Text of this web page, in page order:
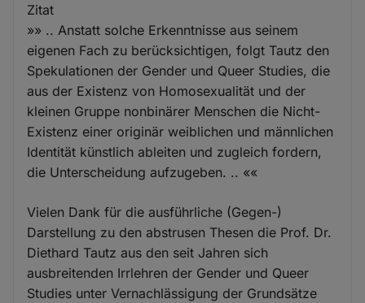
Zitat
»» .. Anstatt solche Erkenntnisse aus seinem
eigenen Fach zu berücksichtigen, folgt Tautz den
Spekulationen der Gender und Queer Studies, die
aus der Existenz von Homosexualität und der
kleinen Gruppe nonbinärer Menschen die Nicht-
Existenz einer originär weiblichen und männlichen
Identität künstlich ableiten und zugleich fordern,
die Unterscheidung aufzugeben. .. ««
Vielen Dank für die ausführliche (Gegen-)
Darstellung zu den abstrusen Thesen die Prof. Dr.
Diethard Tautz aus den seit Jahren sich
ausbreitenden Irrlehren der Gender und Queer
Studies unter Vernachlässigung der Grundsätze